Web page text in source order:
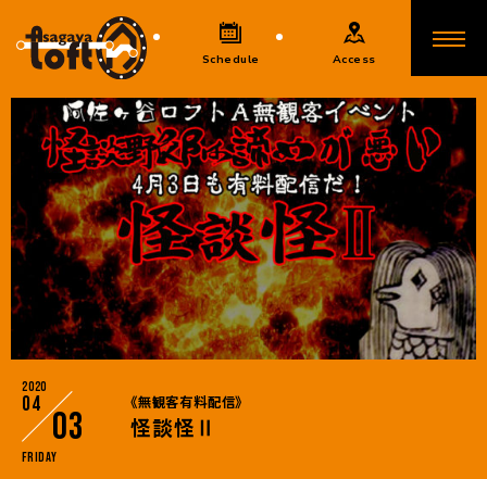
Schedule Access
2020
04
03
Friday
《無観客有料配信》
怪談怪Ⅱ